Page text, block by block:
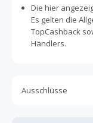
Die hier
Es gelten die
TopCashback
Händlers.
Ausschlüsse